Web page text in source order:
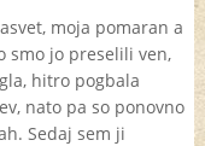
moja pomaran a
smo jo preselili ven,
hitro pogbala
nato pa so ponovno
Sedaj sem ji